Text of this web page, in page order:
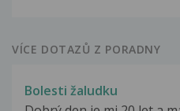
VÍCE DOTAZŮ Z PORADNY
Bolesti žaludku